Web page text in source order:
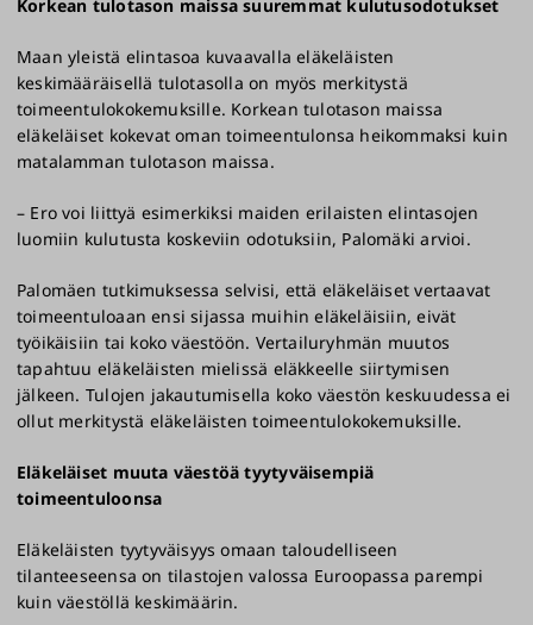
Korkean tulotason maissa suuremmat kulutusodotukset
Maan yleistä elintasoa kuvaavalla eläkeläisten
keskimääräisellä tulotasolla on myös merkitystä
toimeentulokokemuksille. Korkean tulotason maissa
eläkeläiset kokevat oman toimeentulonsa heikommaksi kuin
matalamman tulotason maissa.
– Ero voi liittyä esimerkiksi maiden erilaisten elintasojen
luomiin kulutusta koskeviin odotuksiin, Palomäki arvioi.
Palomäen tutkimuksessa selvisi, että eläkeläiset vertaavat
toimeentuloaan ensi sijassa muihin eläkeläisiin, eivät
työikäisiin tai koko väestöön. Vertailuryhmän muutos
tapahtuu eläkeläisten mielissä eläkkeelle siirtymisen
jälkeen. Tulojen jakautumisella koko väestön keskuudessa ei
ollut merkitystä eläkeläisten toimeentulokokemuksille.
Eläkeläiset muuta väestöä tyytyväisempiä
toimeentuloonsa
Eläkeläisten tyytyväisyys omaan taloudelliseen
tilanteeseensa on tilastojen valossa Euroopassa parempi
kuin väestöllä keskimäärin.